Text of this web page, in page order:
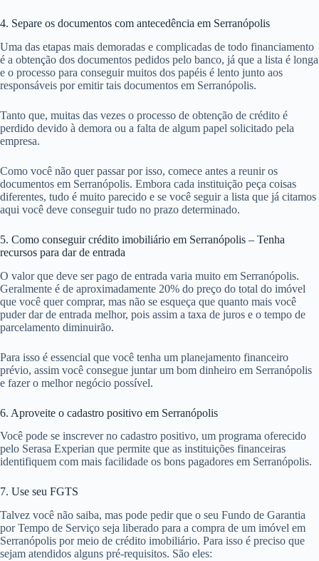
4. Separe os documentos com antecedência em Serranópolis
Uma das etapas mais demoradas e complicadas de todo financiamento
é a obtenção dos documentos pedidos pelo banco, já que a lista é longa
e o processo para conseguir muitos dos papéis é lento junto aos
responsáveis por emitir tais documentos em Serranópolis.
Tanto que, muitas das vezes o processo de obtenção de crédito é
perdido devido à demora ou a falta de algum papel solicitado pela
empresa.
Como você não quer passar por isso, comece antes a reunir os
documentos em Serranópolis. Embora cada instituição peça coisas
diferentes, tudo é muito parecido e se você seguir a lista que já citamos
aqui você deve conseguir tudo no prazo determinado.
5. Como conseguir crédito imobiliário em Serranópolis – Tenha
recursos para dar de entrada
O valor que deve ser pago de entrada varia muito em Serranópolis.
Geralmente é de aproximadamente 20% do preço do total do imóvel
que você quer comprar, mas não se esqueça que quanto mais você
puder dar de entrada melhor, pois assim a taxa de juros e o tempo de
parcelamento diminuirão.
Para isso é essencial que você tenha um planejamento financeiro
prévio, assim você consegue juntar um bom dinheiro em Serranópolis
e fazer o melhor negócio possível.
6. Aproveite o cadastro positivo em Serranópolis
Você pode se inscrever no cadastro positivo, um programa oferecido
pelo Serasa Experian que permite que as instituições financeiras
identifiquem com mais facilidade os bons pagadores em Serranópolis.
7. Use seu FGTS
Talvez você não saiba, mas pode pedir que o seu Fundo de Garantia
por Tempo de Serviço seja liberado para a compra de um imóvel em
Serranópolis por meio de crédito imobiliário. Para isso é preciso que
sejam atendidos alguns pré-requisitos. São eles: